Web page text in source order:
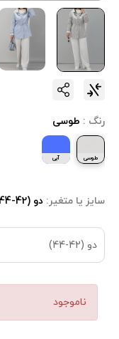
رنگ : طوسی
طوسی آبی
سایز یا متغیر: دو (42-44)
دو (42-44)
ناموجود